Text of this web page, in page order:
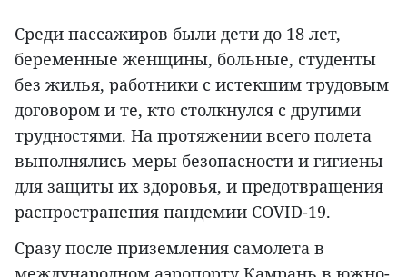
Среди пассажиров были дети до 18 лет,
беременные женщины, больные, студенты
без жилья, работники с истекшим трудовым
договором и те, кто столкнулся с другими
трудностями. На протяжении всего полета
выполнялись меры безопасности и гигиены
для защиты их здоровья, и предотвращения
распространения пандемии COVID-19.
Сразу после приземления самолета в